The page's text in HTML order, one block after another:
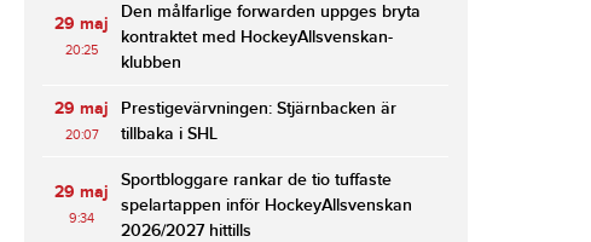
29 maj
20:25
Den målfarlige forwarden uppges bryta
kontraktet med HockeyAllsvenskan-
klubben
29 maj
20:07
Prestigevärvningen: Stjärnbacken är
tillbaka i SHL
29 maj
9:34
Sportbloggare rankar de tio tuffaste
spelartappen inför HockeyAllsvenskan
2026/2027 hittills